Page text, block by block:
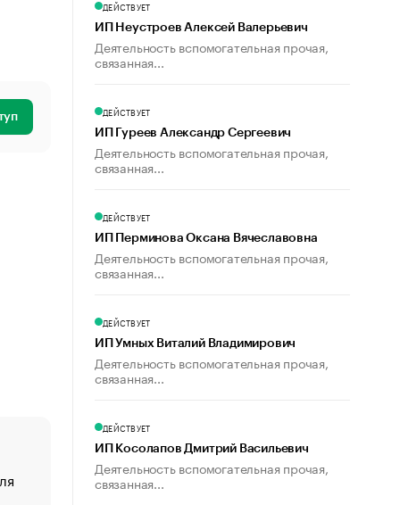
«От спорта тело стареет иначе». Как живет глава
создавшей GTA
ДЕЙСТВУЕТ
ИП Неустроев Алексей Валерьевич
Деятельность вспомогательная прочая,
связанная...
ДЕЙСТВУЕТ
ИП Гуреев Александр Сергеевич
Деятельность вспомогательная прочая,
связанная...
ДЕЙСТВУЕТ
ИП Перминова Оксана Вячеславовна
Деятельность вспомогательная прочая,
связанная...
ДЕЙСТВУЕТ
ИП Умных Виталий Владимирович
Деятельность вспомогательная прочая,
связанная...
ДЕЙСТВУЕТ
ИП Косолапов Дмитрий Васильевич
Деятельность вспомогательная прочая,
связанная...